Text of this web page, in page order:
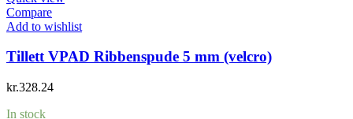
Compare
Add to wishlist
Tillett VPAD Ribbenspude 5 mm (velcro)
kr.328.24
In stock